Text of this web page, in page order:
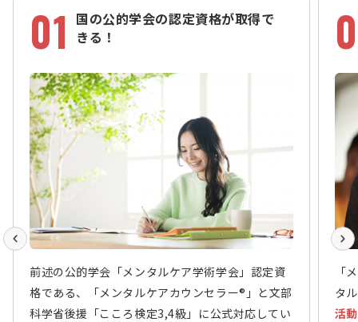
01
国の公的学会の認定資格が取得で
きる！
前述の公的学会「メンタルケア学術学会」認定資
格である、「メンタルケアカウンセラー®」と文部
科学省後援「こころ検定3,4級」に公式対応してい
「
タ
活